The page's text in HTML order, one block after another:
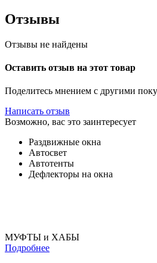
Отзывы
Отзывы не найдены
Оставить отзыв на этот товар
Поделитесь мнением с другими
Написать отзыв
Возможно, вас это заинтересует
Раздвижные окна
Автосвет
Автотенты
Дефлекторы на окна
МУФТЫ и ХАБЫ
Подробнее